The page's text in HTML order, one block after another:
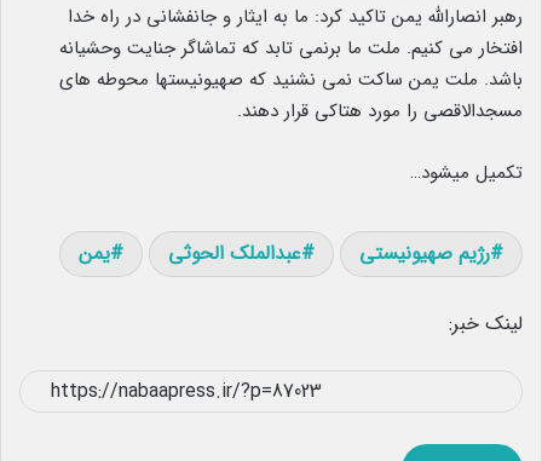
رهبر انصارالله یمن تاکید کرد: ما به ایثار و جانفشانی در راه خدا
افتخار می کنیم. ملت ما برنمی تابد که تماشاگر جنایت وحشیانه
باشد. ملت یمن ساکت نمی نشنید که صهیونیستها محوطه های
مسجدالاقصی را مورد هتاکی قرار دهند.
تکمیل میشود…
رژیم صهیونیستی عبدالملک الحوثی یمن
لینک خبر: